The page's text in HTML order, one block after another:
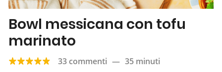
Bowl messicana con tofu
marinato
33 commenti — 35 minuti